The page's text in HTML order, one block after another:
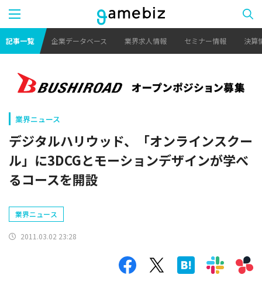
記事一覧 企業データベース 業界求人情報 セミナー情報 決算
業界ニュース
デジタルハリウッド、「オンラインスクー
ル」に3DCGとモーションデザインが学べ
るコースを開設
業界ニュース
2011.03.02 23:28